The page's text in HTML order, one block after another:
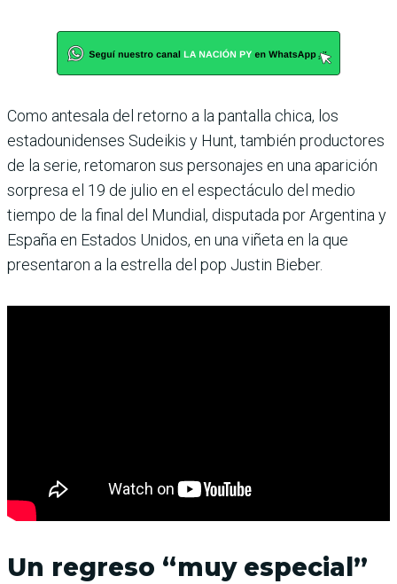
Como antesala del retorno a la pantalla chica, los
estadounidenses Sudeikis y Hunt, también productores
de la serie, retomaron sus personajes en una aparición
sorpresa el 19 de julio en el espectáculo del medio
tiempo de la final del Mundial, disputada por Argentina y
España en Estados Unidos, en una viñeta en la que
presentaron a la estrella del pop Justin Bieber.
Un regreso “muy especial”